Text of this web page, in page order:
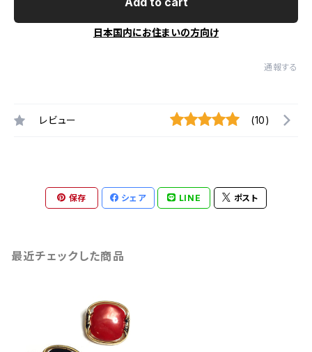
日本国内にお住まいの方向け
通報する
レビュー (10)
保存 シェア LINE ポスト
最近チェックした商品